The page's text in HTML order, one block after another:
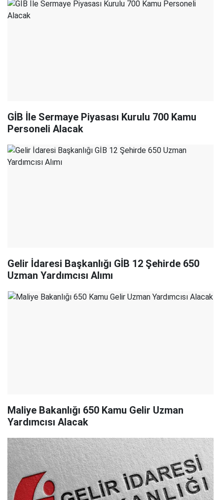
GİB İle Sermaye Piyasası Kurulu 700 Kamu
Personeli Alacak
Gelir İdaresi Başkanlığı GİB 12 Şehirde 650
Uzman Yardımcısı Alımı
Maliye Bakanlığı 650 Kamu Gelir Uzman
Yardımcısı Alacak